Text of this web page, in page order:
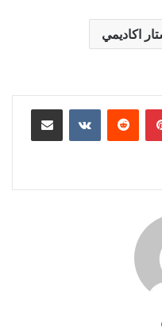
اكاديمي
بينتيريست مشاركة عبر البريد